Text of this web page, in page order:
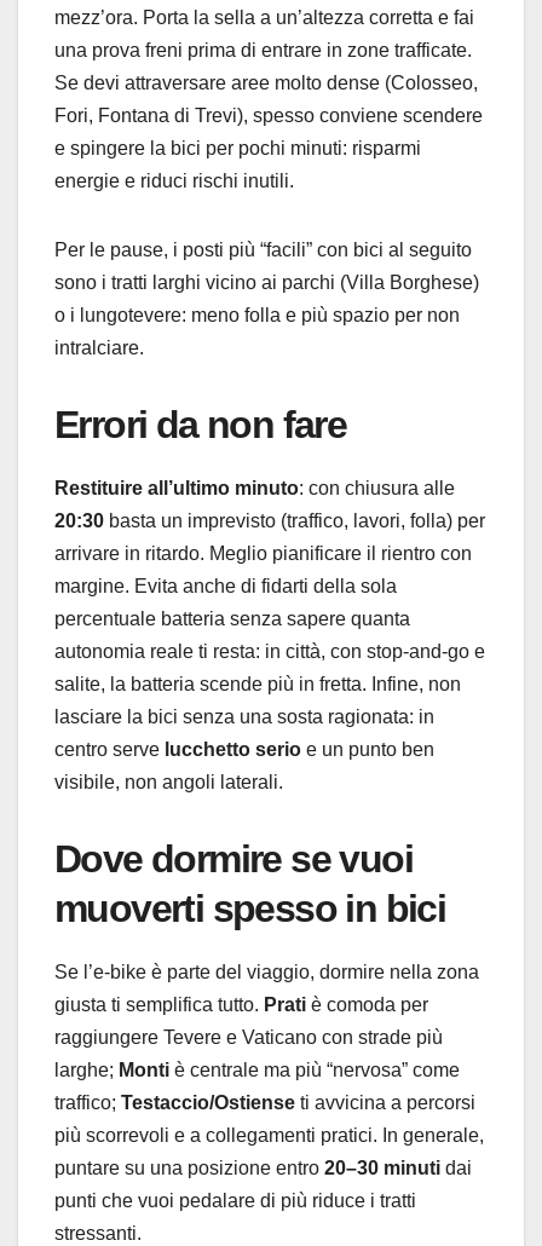
mezz’ora. Porta la sella a un’altezza corretta e fai
una prova freni prima di entrare in zone trafficate.
Se devi attraversare aree molto dense (Colosseo,
Fori, Fontana di Trevi), spesso conviene scendere
e spingere la bici per pochi minuti: risparmi
energie e riduci rischi inutili.
Per le pause, i posti più “facili” con bici al seguito
sono i tratti larghi vicino ai parchi (Villa Borghese)
o i lungotevere: meno folla e più spazio per non
intralciare.
Errori da non fare
Restituire all’ultimo minuto: con chiusura alle
20:30 basta un imprevisto (traffico, lavori, folla) per
arrivare in ritardo. Meglio pianificare il rientro con
margine. Evita anche di fidarti della sola
percentuale batteria senza sapere quanta
autonomia reale ti resta: in città, con stop-and-go e
salite, la batteria scende più in fretta. Infine, non
lasciare la bici senza una sosta ragionata: in
centro serve lucchetto serio e un punto ben
visibile, non angoli laterali.
Dove dormire se vuoi
muoverti spesso in bici
Se l’e-bike è parte del viaggio, dormire nella zona
giusta ti semplifica tutto. Prati è comoda per
raggiungere Tevere e Vaticano con strade più
larghe; Monti è centrale ma più “nervosa” come
traffico; Testaccio/Ostiense ti avvicina a percorsi
più scorrevoli e a collegamenti pratici. In generale,
puntare su una posizione entro 20–30 minuti dai
punti che vuoi pedalare di più riduce i tratti
stressanti.